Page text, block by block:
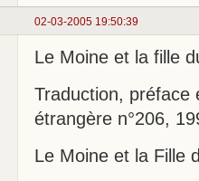
02-03-2005 19:50:39
Le Moine et la fille
Traduction, préface
étrangère n°206,
Le Moine et la Fille